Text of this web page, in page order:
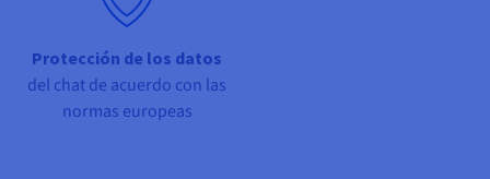
Protección de los datos
del chat de acuerdo con las
normas europeas